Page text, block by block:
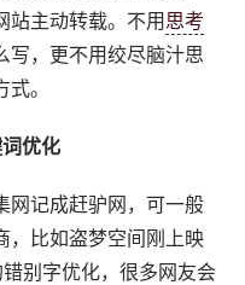
站主动转载。不用 思考
写，更不用绞尽脑汁思
。
优化
网记成赶驴网，可一般
，比如盗梦空间刚上映
别字优化，很多网友会